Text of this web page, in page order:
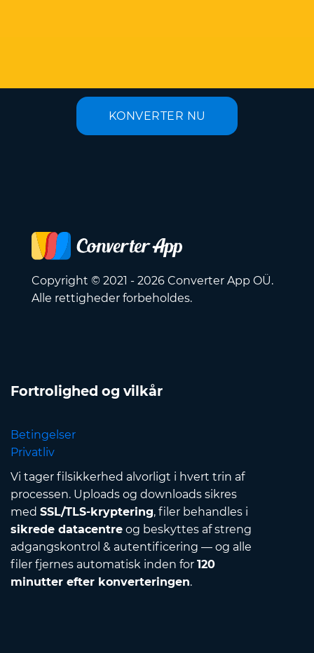
KONVERTER NU
Copyright © 2021 - 2026 Converter App OÜ.
Alle rettigheder forbeholdes.
Fortrolighed og vilkår
Betingelser
Privatliv
Vi tager filsikkerhed alvorligt i hvert trin af
processen. Uploads og downloads sikres
med SSL/TLS-kryptering, filer behandles i
sikrede datacentre og beskyttes af streng
adgangskontrol & autentificering — og alle
filer fjernes automatisk inden for 120
minutter efter konverteringen.